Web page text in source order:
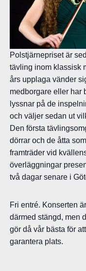
Polstjärnepriset är
tävling inom klassisk
års upplaga vänder
medborgare eller har
lyssnar på de
och väljer sedan ut
Den första
dörrar och de åtta
framträder vid
överläggningar
två dagar senare i
Fri entré. Konserten
därmed stängd, men
gör då vår bästa för
garantera plats.